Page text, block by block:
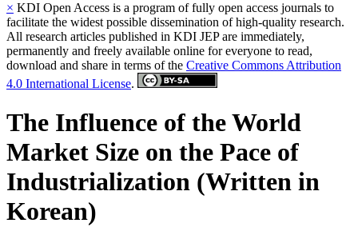
× KDI Open Access is a program of fully open access journals to
facilitate the widest possible dissemination of high-quality research.
All research articles published in KDI JEP are immediately,
permanently and freely available online for everyone to read,
download and share in terms of the Creative Commons Attribution
4.0 International License.
The Influence of the World
Market Size on the Pace of
Industrialization (Written in
Korean)